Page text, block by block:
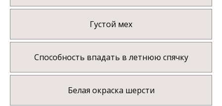
Густой мех
Способность впадать в летнюю спячку
Белая окраска шерсти